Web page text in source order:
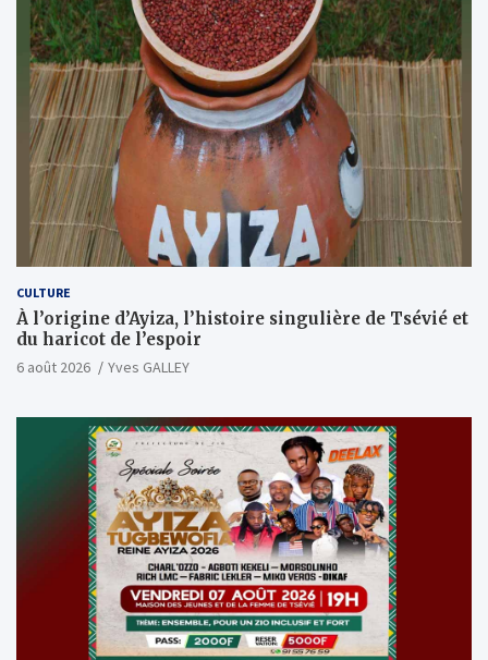
CULTURE
À l’origine d’Ayiza, l’histoire singulière de Tsévié et
du haricot de l’espoir
6 août 2026 Yves GALLEY